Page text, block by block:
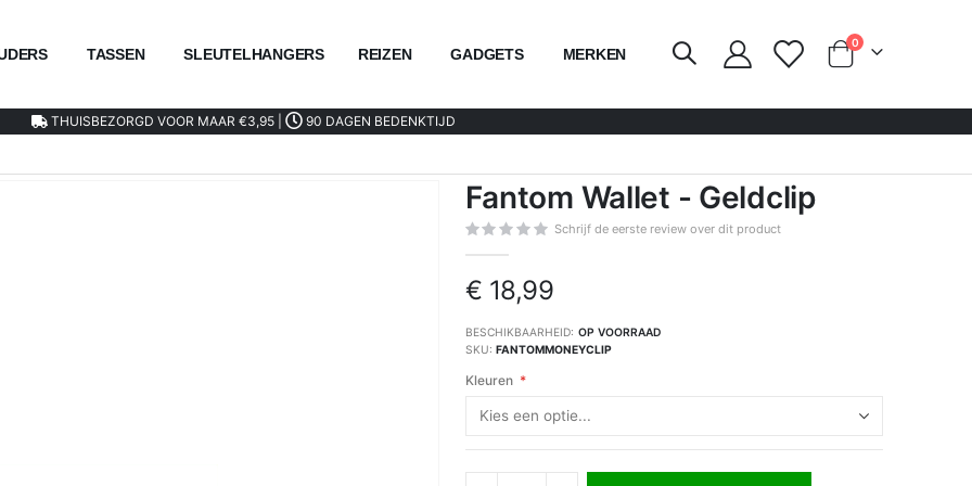
TASSEN SLEUTELHANGERS REIZEN GADGETS MERKEN kar
0producten
THUISBEZORGD VOOR MAAR €3,95 | 90 DAGEN BEDENKTIJD
Fantom Wallet - Geldclip
Schrijf de eerste review over dit product
€ 18,99
BESCHIKBAARHEID: OP VOORRAAD
SKU FANTOMMONEYCLIP
Kleuren